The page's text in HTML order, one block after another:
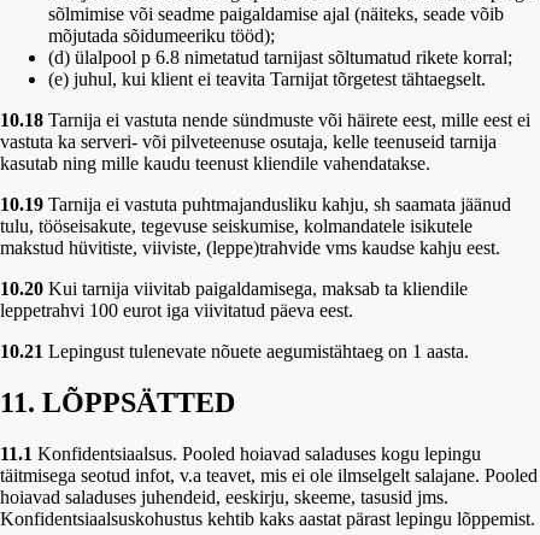
sõlmimise või seadme paigaldamise ajal (näiteks, seade võib
mõjutada sõidumeeriku tööd);
(d) ülalpool p 6.8 nimetatud tarnijast sõltumatud rikete korral;
(e) juhul, kui klient ei teavita Tarnijat tõrgetest tähtaegselt.
10.18 Tarnija ei vastuta nende sündmuste või häirete eest, mille eest ei
vastuta ka serveri- või pilveteenuse osutaja, kelle teenuseid tarnija
kasutab ning mille kaudu teenust kliendile vahendatakse.
10.19 Tarnija ei vastuta puhtmajandusliku kahju, sh saamata jäänud
tulu, tööseisakute, tegevuse seiskumise, kolmandatele isikutele
makstud hüvitiste, viiviste, (leppe)trahvide vms kaudse kahju eest.
10.20 Kui tarnija viivitab paigaldamisega, maksab ta kliendile
leppetrahvi 100 eurot iga viivitatud päeva eest.
10.21 Lepingust tulenevate nõuete aegumistähtaeg on 1 aasta.
11. LÕPPSÄTTED
11.1 Konfidentsiaalsus. Pooled hoiavad saladuses kogu lepingu
täitmisega seotud infot, v.a teavet, mis ei ole ilmselgelt salajane. Pooled
hoiavad saladuses juhendeid, eeskirju, skeeme, tasusid jms.
Konfidentsiaalsuskohustus kehtib kaks aastat pärast lepingu lõppemist.